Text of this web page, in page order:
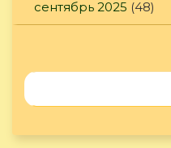
сентябрь 2025 (48)